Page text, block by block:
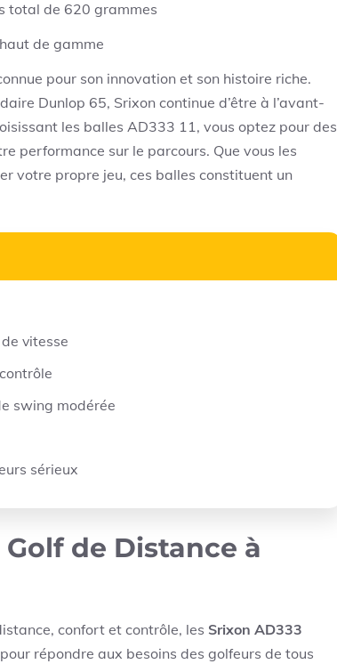
total de 620 grammes
de gamme
pour son innovation et son histoire riche.
Dunlop 65, Srixon continue d’être à l’avant-
les balles AD333 11, vous optez pour des
performance sur le parcours. Que vous les
votre propre jeu, ces balles constituent un
vitesse
swing modérée
sérieux
de Distance à
confort et contrôle, les Srixon AD333
répondre aux besoins des golfeurs de tous